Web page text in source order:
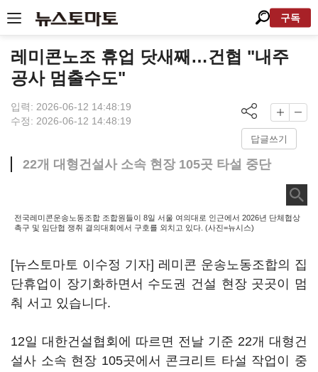
구독
레미콘노조 휴업 닷새째…건협 "내주
공사 멈출수도"
입력: 2026-06-12 14:48:19
수정: 2026-06-12 14:48:19
답글쓰기
22개 대형건설사 소속 현장 105곳 타설 중단
전국레미콘운송노동조합 조합원들이 8일 서울 여의대로 인근에서 2026년 단체협상
촉구 및 임단협 쟁취 결의대회에서 구호를 외치고 있다. (사진=뉴시스)
[뉴스토마토 이수정 기자] 레미콘 운송노동조합의 집
단휴업이 장기화하면서 수도권 건설 현장 곳곳이 멈
춰 서고 있습니다.
12일 대한건설협회에 따르면 전날 기준 22개 대형건
설사 소속 현장 105곳에서 콘크리트 타설 작업이 중